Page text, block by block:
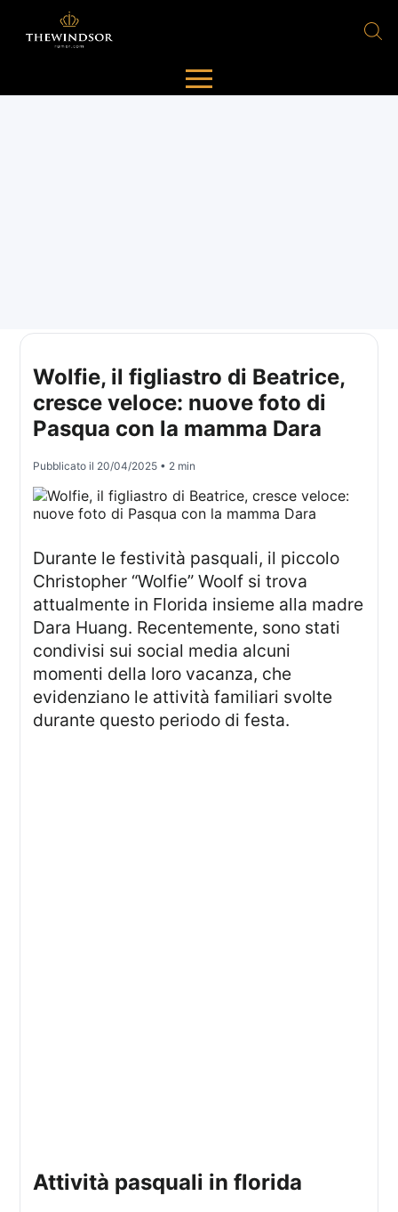
Wolfie, il figliastro di Beatrice,
cresce veloce: nuove foto di
Pasqua con la mamma Dara
Pubblicato il 20/04/2025 • 2 min
Durante le festività pasquali, il piccolo
Christopher “Wolfie” Woolf si trova
attualmente in Florida insieme alla madre
Dara Huang. Recentemente, sono stati
condivisi sui social media alcuni
momenti della loro vacanza, che
evidenziano le attività familiari svolte
durante questo periodo di festa.
attività pasquali in florida